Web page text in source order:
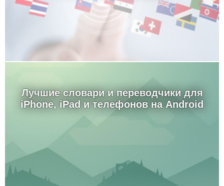
Лучшие словари и переводчики для
iPhone, iPad и телефонов на Android